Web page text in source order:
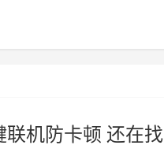
机防卡顿 还在找